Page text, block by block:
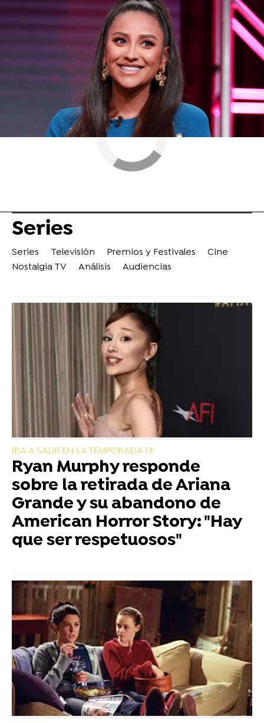
Shay Mitchell
Series
Series Televisión Premios y Festivales
Cine
Nostalgia TV
Análisis Audiencias
IBA A SALIR EN LA TEMPORADA 13
Ryan Murphy responde
sobre la retirada de Ariana
Grande y su abandono de
American Horror Story: "Hay
que ser respetuosos"